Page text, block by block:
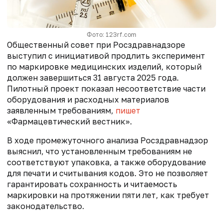
Фото: 123rf.com
Общественный совет при Росздравнадзоре
выступил с инициативой продлить эксперимент
по маркировке медицинских изделий, который
должен завершиться 31 августа 2025 года.
Пилотный проект показал несоответствие части
оборудования и расходных материалов
заявленным требованиям, пишет
«Фармацевтический вестник».
В ходе промежуточного анализа Росздравнадзор
выяснил, что установленным требованиям не
соответствуют упаковка, а также оборудование
для печати и считывания кодов. Это не позволяет
гарантировать сохранность и читаемость
маркировки на протяжении пяти лет, как требует
законодательство.